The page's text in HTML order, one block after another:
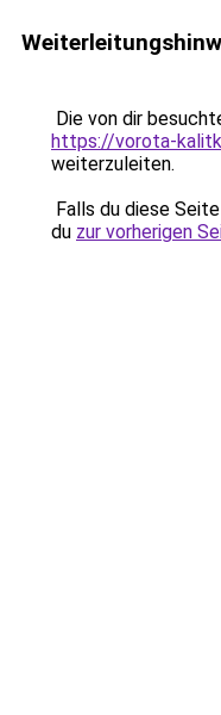
Die von dir
https://vorota-
weiterzuleiten.
Falls du diese
du zur vorherigen